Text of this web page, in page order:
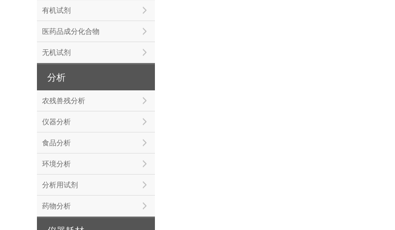
有机试剂
医药品成分化合物
无机试剂
分析
农残兽残分析
仪器分析
食品分析
环境分析
分析用试剂
药物分析